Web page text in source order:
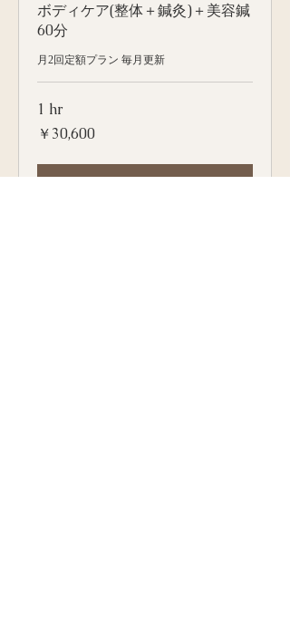
ボディケア(整体＋鍼灸)＋美容鍼
60分
月2回定額プラン 毎月更新
1 hr
30,600
円
￥30,600